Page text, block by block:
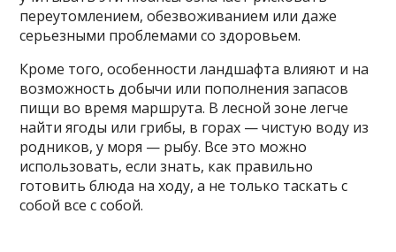
переутомлением, обезвоживанием или даже
серьезными проблемами со здоровьем.
Кроме того, особенности ландшафта влияют и на
возможность добычи или пополнения запасов
пищи во время маршрута. В лесной зоне легче
найти ягоды или грибы, в горах — чистую воду из
родников, у моря — рыбу. Все это можно
использовать, если знать, как правильно
готовить блюда на ходу, а не только таскать с
собой все с собой.